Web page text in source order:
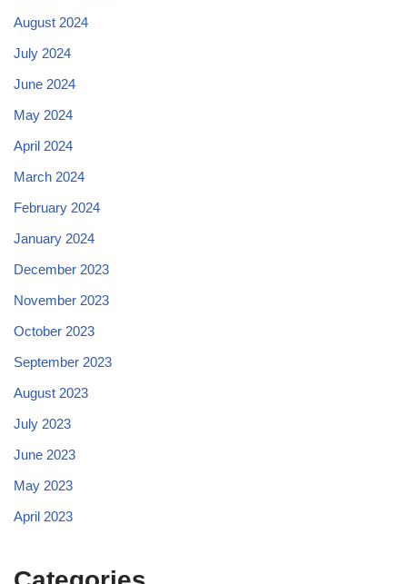
August 2024
July 2024
June 2024
May 2024
April 2024
March 2024
February 2024
January 2024
December 2023
November 2023
October 2023
September 2023
August 2023
July 2023
June 2023
May 2023
April 2023